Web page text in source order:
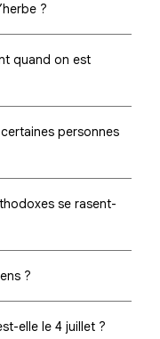
?
quand on est
personnes
se rasent-
?
elle le 4 juillet ?